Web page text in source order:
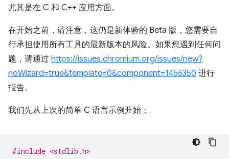
尤其是在 C 和 C++ 应用方面。
在开始之前，请注意，这仍是新体验的 Beta 版，您需要自
行承担使用所有工具的最新版本的风险。如果您遇到任何问
题，请通过 https://issues.chromium.org/issues/new?
noWizard=true&template=0&component=1456350 进行
报告。
我们先从上次的简单 C 语言示例开始：
#include <stdlib.h>